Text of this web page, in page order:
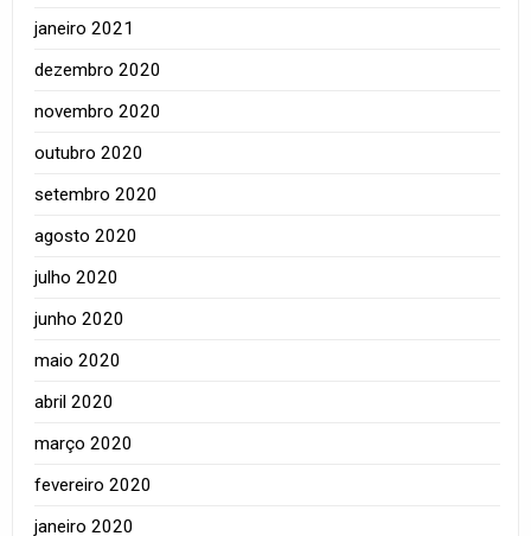
janeiro 2021
dezembro 2020
novembro 2020
outubro 2020
setembro 2020
agosto 2020
julho 2020
junho 2020
maio 2020
abril 2020
março 2020
fevereiro 2020
janeiro 2020